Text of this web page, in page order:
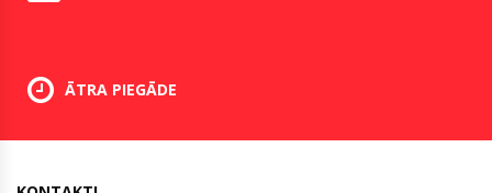
ĀTRA PIEGĀDE